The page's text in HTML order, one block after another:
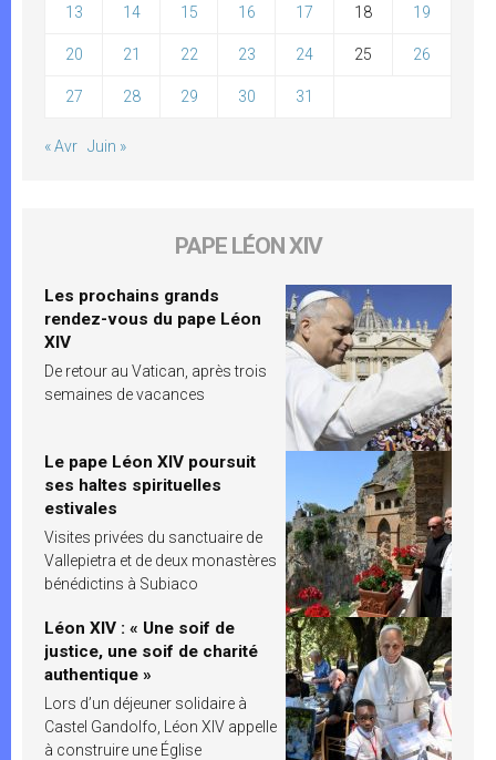
13 14 15 16 17 18 19
20 21 22 23 24 25 26
27 28 29 30 31
« Avr Juin »
PAPE LÉON XIV
Les prochains grands
rendez-vous du pape Léon
XIV
De retour au Vatican, après trois
semaines de vacances
Le pape Léon XIV poursuit
ses haltes spirituelles
estivales
Visites privées du sanctuaire de
Vallepietra et de deux monastères
bénédictins à Subiaco
Léon XIV : « Une soif de
justice, une soif de charité
authentique »
Lors d’un déjeuner solidaire à
Castel Gandolfo, Léon XIV appelle
à construire une Église